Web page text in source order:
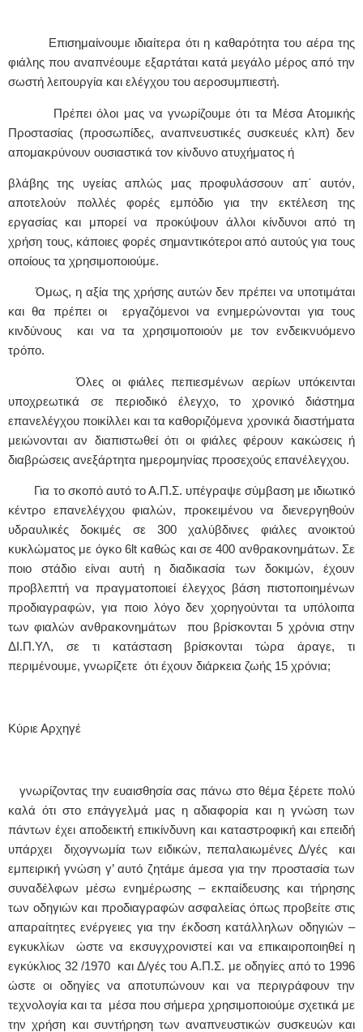
Επισημαίνουμε ιδιαίτερα ότι η καθαρότητα του αέρα της
φιάλης που αναπνέουμε εξαρτάται κατά μεγάλο μέρος από την
σωστή λειτουργία και ελέγχου του αεροσυμπιεστή.
Πρέπει όλοι μας να γνωρίζουμε ότι τα Μέσα Ατομικής
Προστασίας (προσωπίδες, αναπνευστικές συσκευές κλπ) δεν
απομακρύνουν ουσιαστικά τον κίνδυνο ατυχήματος ή
βλάβης της υγείας απλώς μας προφυλάσσουν απ΄ αυτόν,
αποτελούν πολλές φορές εμπόδιο για την εκτέλεση της
εργασίας και μπορεί να προκύψουν άλλοι κίνδυνοι από τη
χρήση τους, κάποιες φορές σημαντικότεροι από αυτούς για τους
οποίους τα χρησιμοποιούμε.
Όμως, η αξία της χρήσης αυτών δεν πρέπει να υποτιμάται
και θα πρέπει οι εργαζόμενοι να ενημερώνονται για τους
κινδύνους και να τα χρησιμοποιούν με τον ενδεικνυόμενο
τρόπο.
Όλες οι φιάλες πεπιεσμένων αερίων υπόκεινται
υποχρεωτικά σε περιοδικό έλεγχο, το χρονικό διάστημα
επανελέγχου ποικίλλει και τα καθοριζόμενα χρονικά διαστήματα
μειώνονται αν διαπιστωθεί ότι οι φιάλες φέρουν κακώσεις ή
διαβρώσεις ανεξάρτητα ημερομηνίας προσεχούς επανέλεγχου.
Για το σκοπό αυτό το Α.Π.Σ. υπέγραψε σύμβαση με ιδιωτικό
κέντρο επανελέγχου φιαλών, προκειμένου να διενεργηθούν
υδραυλικές δοκιμές σε 300 χαλύβδινες φιάλες ανοικτού
κυκλώματος με όγκο 6lt καθώς και σε 400 ανθρακονημάτων. Σε
ποιο στάδιο είναι αυτή η διαδικασία των δοκιμών, έχουν
προβλεπτή να πραγματοποιεί έλεγχος βάση πιστοποιημένων
προδιαγραφών, για ποιο λόγο δεν χορηγούνται τα υπόλοιπα
των φιαλών ανθρακονημάτων που βρίσκονται 5 χρόνια στην
ΔΙ.Π.ΥΛ, σε τι κατάσταση βρίσκονται τώρα άραγε, τι
περιμένουμε, γνωρίζετε ότι έχουν διάρκεια ζωής 15 χρόνια;
Κύριε Αρχηγέ
γνωρίζοντας την ευαισθησία σας πάνω στο θέμα ξέρετε πολύ
καλά ότι στο επάγγελμά μας η αδιαφορία και η γνώση των
πάντων έχει αποδεικτή επικίνδυνη και καταστροφική και επειδή
υπάρχει διχογνωμία των ειδικών, πεπαλαιωμένες Δ/γές και
εμπειρική γνώση γ’ αυτό ζητάμε άμεσα για την προστασία των
συναδέλφων μέσω ενημέρωσης – εκπαίδευσης και τήρησης
των οδηγιών και προδιαγραφών ασφαλείας όπως προβείτε στις
απαραίτητες ενέργειες για την έκδοση κατάλληλων οδηγιών –
εγκυκλίων ώστε να εκσυγχρονιστεί και να επικαιροποιηθεί η
εγκύκλιος 32 /1970 και Δ/γές του Α.Π.Σ. με οδηγίες από το 1996
ώστε οι οδηγίες να αποτυπώνουν και να περιγράφουν την
τεχνολογία και τα μέσα που σήμερα χρησιμοποιούμε σχετικά με
την χρήση και συντήρηση των αναπνευστικών συσκευών και